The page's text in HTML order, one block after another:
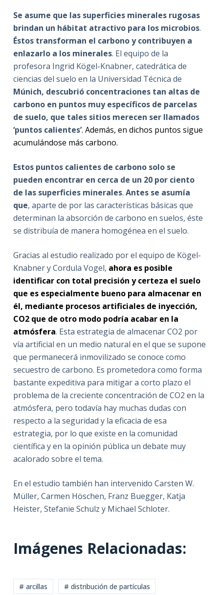
Se asume que las superficies minerales rugosas
brindan un hábitat atractivo para los microbios.
Éstos transforman el carbono y contribuyen a
enlazarlo a los minerales. El equipo de la
profesora Ingrid Kögel-Knabner, catedrática de
ciencias del suelo en la Universidad Técnica de
Múnich, descubrió concentraciones tan altas de
carbono en puntos muy específicos de parcelas
de suelo, que tales sitios merecen ser llamados
‘puntos calientes’. Además, en dichos puntos sigue
acumulándose más carbono.
Estos puntos calientes de carbono solo se
pueden encontrar en cerca de un 20 por ciento
de las superficies minerales. Antes se asumía
que, aparte de por las características básicas que
determinan la absorción de carbono en suelos, éste
se distribuía de manera homogénea en el suelo.
Gracias al estudio realizado por el equipo de Kögel-
Knabner y Cordula Vogel, ahora es posible
identificar con total precisión y certeza el suelo
que es especialmente bueno para almacenar en
él, mediante procesos artificiales de inyección,
CO2 que de otro modo podría acabar en la
atmósfera. Esta estrategia de almacenar CO2 por
vía artificial en un medio natural en el que se supone
que permanecerá inmovilizado se conoce como
secuestro de carbono. Es prometedora como forma
bastante expeditiva para mitigar a corto plazo el
problema de la creciente concentración de CO2 en la
atmósfera, pero todavía hay muchas dudas con
respecto a la seguridad y la eficacia de esa
estrategia, por lo que existe en la comunidad
científica y en la opinión pública un debate muy
acalorado sobre el tema.
En el estudio también han intervenido Carsten W.
Müller, Carmen Höschen, Franz Buegger, Katja
Heister, Stefanie Schulz y Michael Schloter.
Imágenes Relacionadas:
# arcillas # distribución de partículas